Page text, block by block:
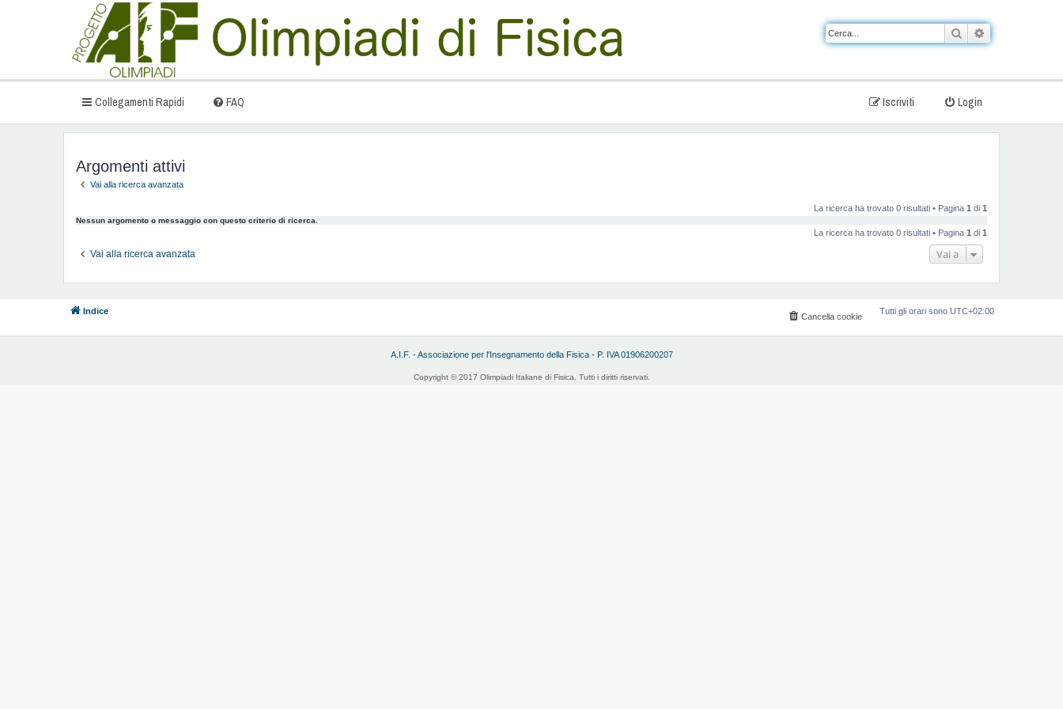
Cerca
Collegamenti Rapidi FAQ Login
Iscriviti
Argomenti attivi
Vai alla ricerca avanzata
La ricerca ha trovato 0 risultati • Pagina 1 di 1
Nessun argomento o messaggio con questo criterio di ricerca.
La ricerca ha trovato 0 risultati • Pagina 1 di 1
Vai alla ricerca avanzata Vai a
Indice Tutti gli orari sono UTC+02:00
Cancella cookie
A.I.F. - Associazione per l'Insegnamento della Fisica - P. IVA 01906200207
Copyright © 2017 Olimpiadi Italiane di Fisica. Tutti i diritti riservati.